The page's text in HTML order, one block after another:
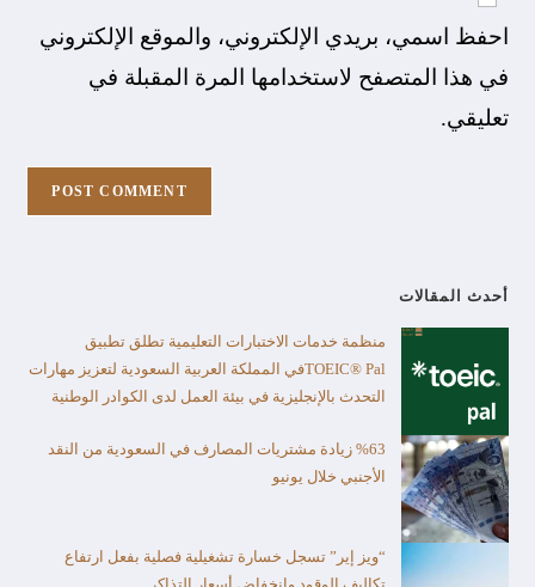
احفظ اسمي، بريدي الإلكتروني، والموقع الإلكتروني
في هذا المتصفح لاستخدامها المرة المقبلة في
تعليقي.
أحدث المقالات
منظمة خدمات الاختبارات التعليمية تطلق تطبيق
TOEIC® Palفي المملكة العربية السعودية لتعزيز مهارات
التحدث بالإنجليزية في بيئة العمل لدى الكوادر الوطنية
%63 زيادة مشتريات المصارف في السعودية من النقد
الأجنبي خلال يونيو
“ويز إير” تسجل خسارة تشغيلية فصلية بفعل ارتفاع